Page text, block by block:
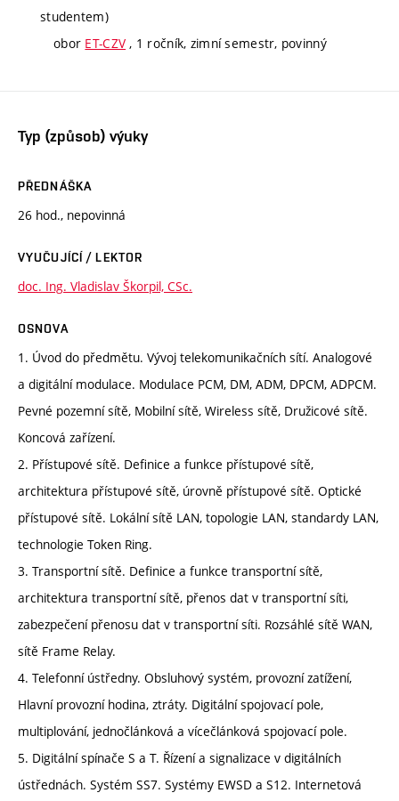
studentem)
obor ET-CZV , 1 ročník, zimní semestr, povinný
Typ (způsob) výuky
PŘEDNÁŠKA
26 hod., nepovinná
VYUČUJÍCÍ / LEKTOR
doc. Ing. Vladislav Škorpil, CSc.
OSNOVA
1. Úvod do předmětu. Vývoj telekomunikačních sítí. Analogové
a digitální modulace. Modulace PCM, DM, ADM, DPCM, ADPCM.
Pevné pozemní sítě, Mobilní sítě, Wireless sítě, Družicové sítě.
Koncová zařízení.
2. Přístupové sítě. Definice a funkce přístupové sítě,
architektura přístupové sítě, úrovně přístupové sítě. Optické
přístupové sítě. Lokální sítě LAN, topologie LAN, standardy LAN,
technologie Token Ring.
3. Transportní sítě. Definice a funkce transportní sítě,
architektura transportní sítě, přenos dat v transportní síti,
zabezpečení přenosu dat v transportní síti. Rozsáhlé sítě WAN,
sítě Frame Relay.
4. Telefonní ústředny. Obsluhový systém, provozní zatížení,
Hlavní provozní hodina, ztráty. Digitální spojovací pole,
multiplování, jednočlánková a vícečlánková spojovací pole.
5. Digitální spínače S a T. Řízení a signalizace v digitálních
ústřednách. Systém SS7. Systémy EWSD a S12. Internetová